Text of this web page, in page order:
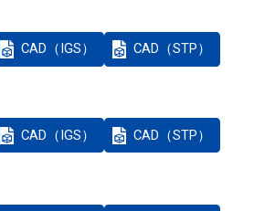
CAD（IGS） CAD（STP）
CAD（IGS） CAD（STP）